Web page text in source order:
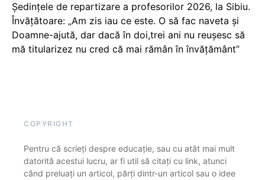
Ședințele de repartizare a profesorilor 2026, la Sibiu.
Învățătoare: „Am zis iau ce este. O să fac naveta și
Doamne-ajută, dar dacă în doi,trei ani nu reușesc să
mă titularizez nu cred că mai rămân în învățământ”
COPYRIGHT
Pentru că scrieți despre educație, sau cu atât mai mult
datorită acestui lucru, ar fi util să citați cu link, atunci
când preluați un articol, părți dintr-un articol sau o idee